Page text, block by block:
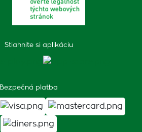
Stiahnite si aplikáciu
Bezpečná platba